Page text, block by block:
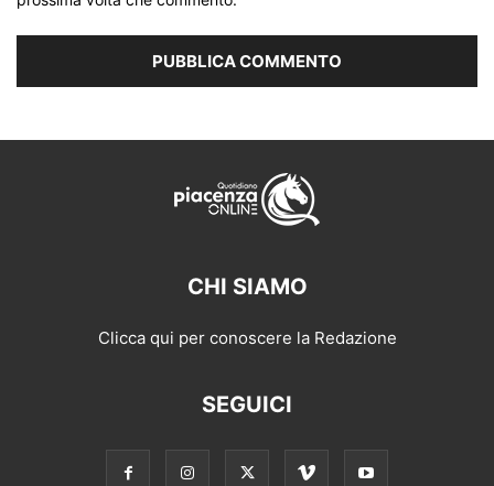
CHI SIAMO
Clicca qui per conoscere la Redazione
SEGUICI